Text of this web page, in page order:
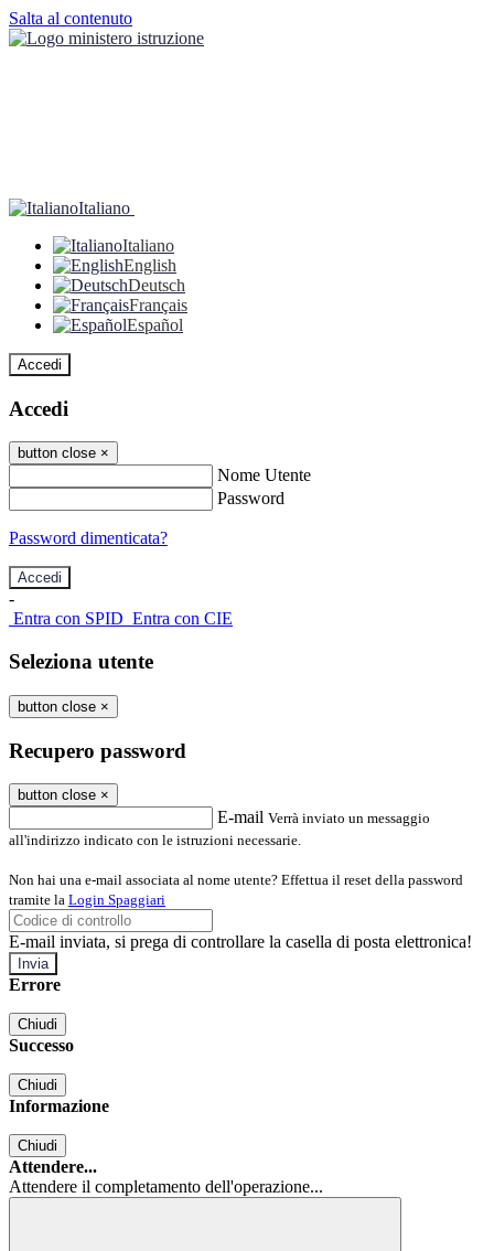
Salta al contenuto
Italiano
Italiano
English
Deutsch
Français
Español
Accedi
Accedi
button close ×
Nome Utente
Password
Password dimenticata?
-
Entra con SPID Entra con CIE
Seleziona utente
button close ×
Recupero password
button close ×
E-mail Verrà inviato un messaggio
all'indirizzo indicato con le istruzioni necessarie.
Non hai una e-mail associata al nome utente? Effettua il reset della password
tramite la Login Spaggiari
E-mail inviata, si prega di controllare la casella di posta elettronica!
Errore
Chiudi
Successo
Chiudi
Informazione
Chiudi
Attendere...
Attendere il completamento dell'operazione...